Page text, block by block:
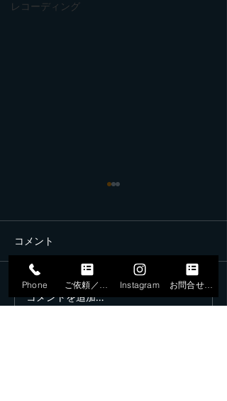
レコーディング
4月11日、ハイアットエー
コメント
コメントを追加…
Phone Instagram お問合せフォーム